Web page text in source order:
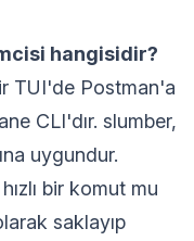
hangisidir?
TUI'de Postman'a
CLI'dır. slumber,
uygundur.
bir komut mu
saklayıp